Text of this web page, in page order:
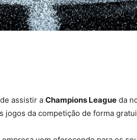
assistir a Champions League da
jogos da competição de forma